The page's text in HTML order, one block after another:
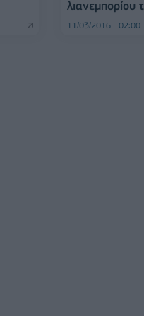
λιανεμπορίου
11/03/2016 - 02:00